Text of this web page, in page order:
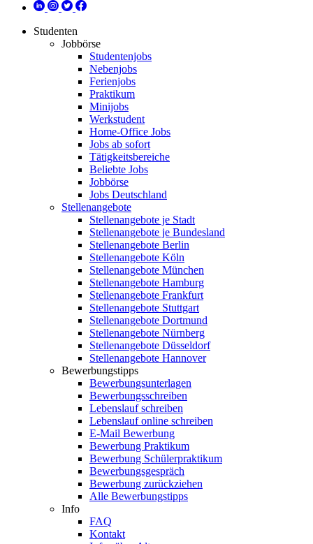
Studenten
Jobbörse
Studentenjobs
Nebenjobs
Ferienjobs
Praktikum
Minijobs
Werkstudent
Home-Office Jobs
Jobs ab sofort
Tätigkeitsbereiche
Beliebte Jobs
Jobbörse
Jobs Deutschland
Stellenangebote
Stellenangebote je Stadt
Stellenangebote je Bundesland
Stellenangebote Berlin
Stellenangebote Köln
Stellenangebote München
Stellenangebote Hamburg
Stellenangebote Frankfurt
Stellenangebote Stuttgart
Stellenangebote Dortmund
Stellenangebote Nürnberg
Stellenangebote Düsseldorf
Stellenangebote Hannover
Bewerbungstipps
Bewerbungsunterlagen
Bewerbungsschreiben
Lebenslauf schreiben
Lebenslauf online schreiben
E-Mail Bewerbung
Bewerbung Praktikum
Bewerbung Schülerpraktikum
Bewerbungsgespräch
Bewerbung zurückziehen
Alle Bewerbungstipps
Info
FAQ
Kontakt